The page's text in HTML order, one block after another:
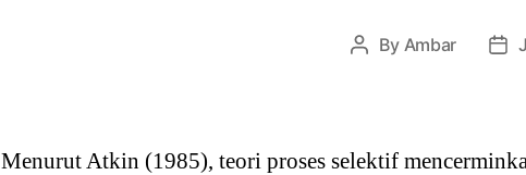
Post
By Ambar
Menurut Atkin (1985), teori proses selektif